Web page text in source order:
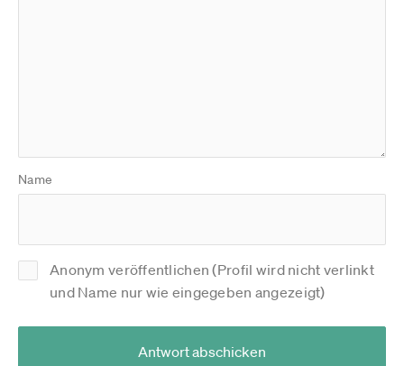
Name
Anonym veröffentlichen (Profil wird nicht verlinkt
und Name nur wie eingegeben angezeigt)
Antwort abschicken